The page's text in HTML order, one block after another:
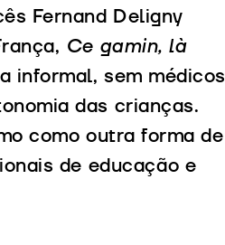
Fernand Deligny
Ce gamin, là
informal, sem médicos
das crianças.
como outra forma de
de educação e